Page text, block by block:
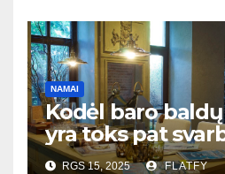
NAMAI
Kodėl baro
yra toks pat
dizainas?
RGS 15, 2025 FLATFY